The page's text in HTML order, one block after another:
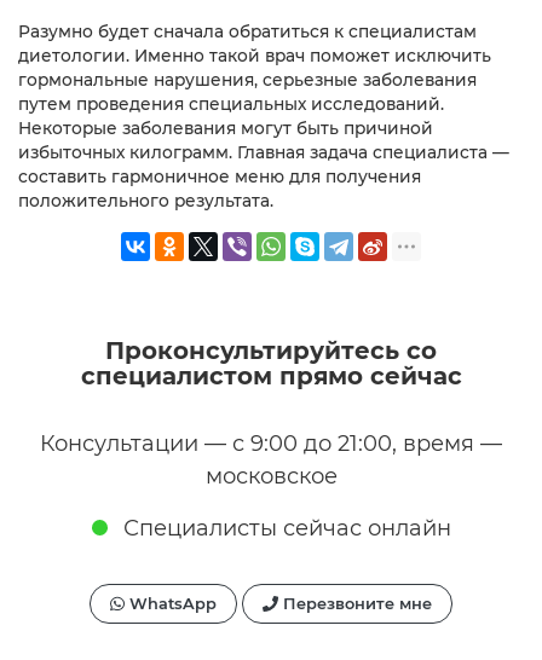
Разумно будет сначала обратиться к специалистам
диетологии. Именно такой врач поможет исключить
гормональные нарушения, серьезные заболевания
путем проведения специальных исследований.
Некоторые заболевания могут быть причиной
избыточных килограмм. Главная задача специалиста —
составить гармоничное меню для получения
положительного результата.
Проконсультируйтесь со
специалистом прямо сейчас
Консультации — с 9:00 до 21:00, время —
московское
Специалисты сейчас онлайн
WhatsApp Перезвоните мне